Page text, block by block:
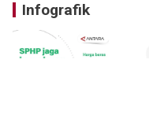
Infografik